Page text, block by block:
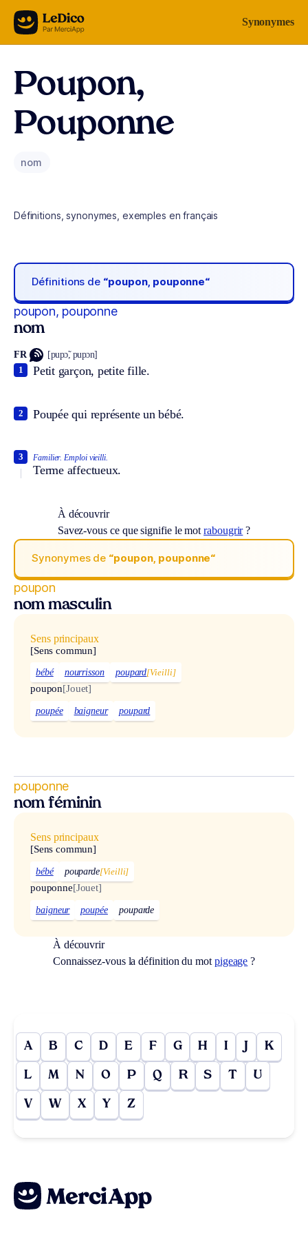
Aller au contenu Synonymes
Poupon,
Pouponne
nom
Définitions, synonymes, exemples en français
Définitions de “poupon, pouponne“
poupon, pouponne
nom
FR [pupɔ̃, pupɔn]
Petit garçon, petite fille.
1
Poupée qui représente un bébé.
2
Familier. Emploi vieilli.
Terme affectueux.
3
À découvrir
Savez-vous ce que signifie le motrabougrir?
Synonymes de “poupon, pouponne“
poupon
nom masculin
Sens principaux
[Sens commun]
bébé nourrisson poupard[Vieilli]
poupon[Jouet]
poupée baigneur poupard
pouponne
nom féminin
Sens principaux
[Sens commun]
bébé pouparde[Vieilli]
pouponne[Jouet]
baigneur poupée pouparde
À découvrir
Connaissez-vous la définition du mot pigeage ?
A B C D E F G H I J K
L M N O P Q R S T U
V W X Y Z